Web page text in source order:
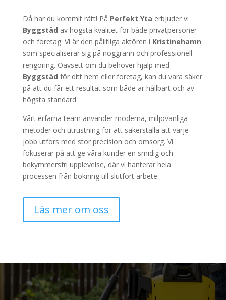
Då har du kommit rätt! På Perfekt Yta erbjuder vi
Byggstäd av högsta kvalitet för både privatpersoner
och företag. Vi är den pålitliga aktören i Kristinehamn
som specialiserar sig på noggrann och professionell
rengöring. Oavsett om du behöver hjälp med
Byggstäd för ditt hem eller företag, kan du vara säker
på att du får ett resultat som både är hållbart och av
högsta standard.
Vårt erfarna team använder moderna, miljövänliga
metoder och utrustning för att säkerställa att varje
jobb utförs med stor precision och omsorg. Vi
fokuserar på att ge våra kunder en smidig och
bekymmersfri upplevelse, där vi hanterar hela
processen från bokning till slutfört arbete.
Läs mer om oss